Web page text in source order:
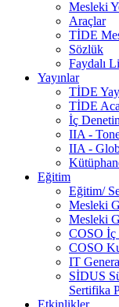
Mesleki
Araçlar
TİDE
Sözlük
Faydalı
Yayınlar
TİDE
TİDE
İç
IIA -
IIA -
Eğitim
Eğitim/
Mesleki
Mesleki
COSO İç
COSO
IT
SİDUS
Sertifika
Etkinlikler